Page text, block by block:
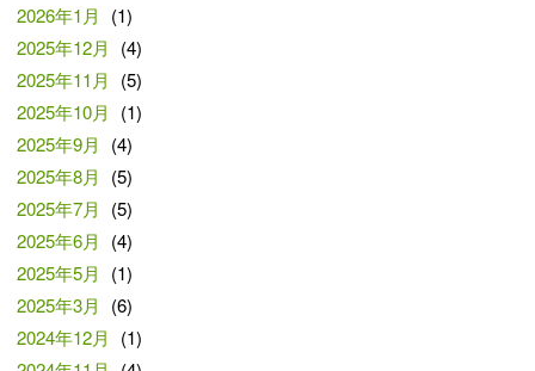
2026年1月
(1)
2025年12月
(4)
2025年11月
(5)
2025年10月
(1)
2025年9月
(4)
2025年8月
(5)
2025年7月
(5)
2025年6月
(4)
2025年5月
(1)
2025年3月
(6)
2024年12月
(1)